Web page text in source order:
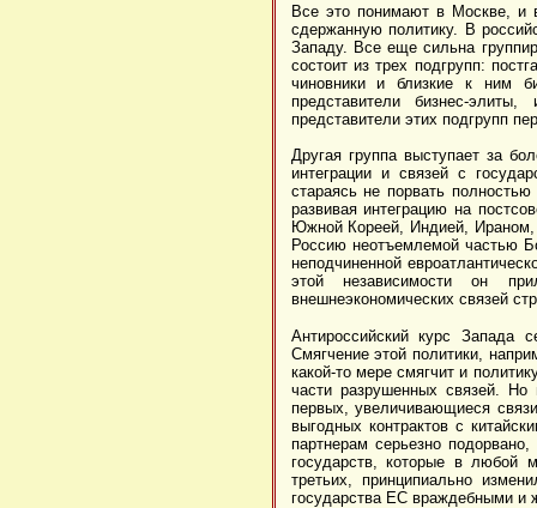
Все это понимают в Москве, и
сдержанную политику. В
Западу. Все еще сильна
состоит из трех подгрупп:
чиновники и близкие к ним
представители бизнес-
представители этих подгрупп
Другая группа выступает за
интеграции и связей с
стараясь не порвать
развивая интеграцию на
Южной Кореей, Индией, Ираном,
Россию неотъемлемой частью
неподчиненной
этой независимости он
внешнеэкономических связей
Антироссийский курс Запада
Смягчение этой политики,
какой-то мере смягчит и
части разрушенных связей. Но
первых, увеличивающиеся
выгодных контрактов с
партнерам серьезно
государств, которые в любой
третьих, принципиально
государства ЕС враждебными